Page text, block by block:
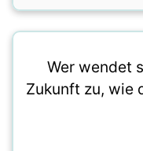
Wer wendet
Zukunft zu, wie